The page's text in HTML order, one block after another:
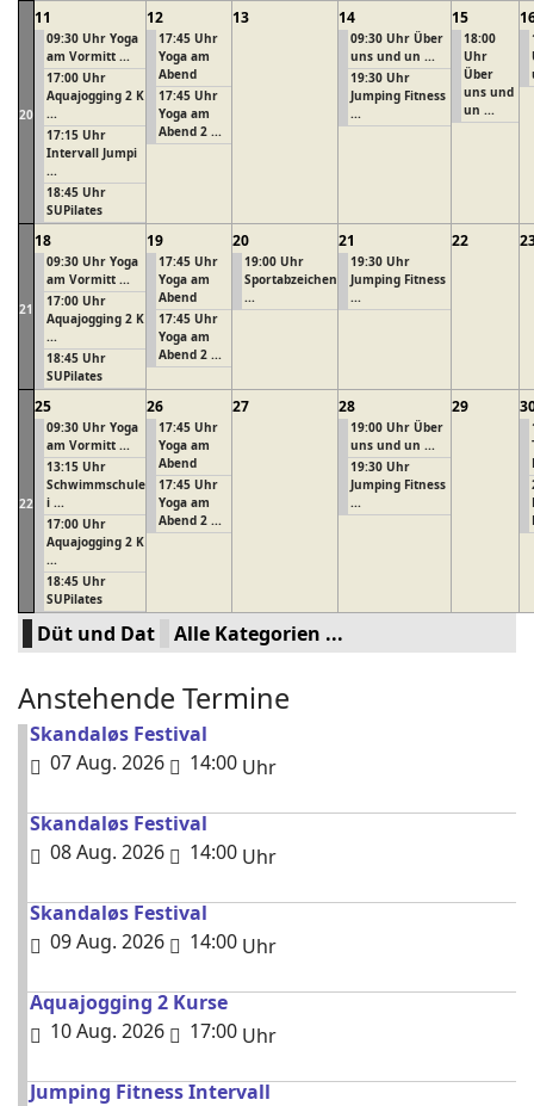
20
11
09:30 Uhr Yoga
am Vormitt ...
17:00 Uhr
Aquajogging 2 K
...
17:15 Uhr
Intervall Jumpi
...
18:45 Uhr
SUPilates
12
17:45 Uhr
Yoga am
Abend
17:45 Uhr
Yoga am
Abend 2 ...
13 14
09:30 Uhr Über
uns und un ...
19:30 Uhr
Jumping Fitness
...
15
18:00
Uhr
Über
uns und
un ...
21
18
09:30 Uhr Yoga
am Vormitt ...
17:00 Uhr
Aquajogging 2 K
...
18:45 Uhr
SUPilates
19
17:45 Uhr
Yoga am
Abend
17:45 Uhr
Yoga am
Abend 2 ...
20
19:00 Uhr
Sportabzeichen
...
21
19:30 Uhr
Jumping Fitness
...
22
22
25
09:30 Uhr Yoga
am Vormitt ...
13:15 Uhr
Schwimmschule
i ...
17:00 Uhr
Aquajogging 2 K
...
18:45 Uhr
SUPilates
26
17:45 Uhr
Yoga am
Abend
17:45 Uhr
Yoga am
Abend 2 ...
27 28
19:00 Uhr Über
uns und un ...
19:30 Uhr
Jumping Fitness
...
29
Düt und Dat Alle Kategorien ...
Anstehende Termine
Skandaløs Festival
07 Aug. 2026
14:00 Uhr
Skandaløs Festival
08 Aug. 2026
14:00 Uhr
Skandaløs Festival
09 Aug. 2026
14:00 Uhr
Aquajogging 2 Kurse
10 Aug. 2026
17:00 Uhr
Jumping Fitness Intervall